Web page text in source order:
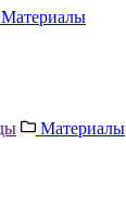
Материалы
Материалы